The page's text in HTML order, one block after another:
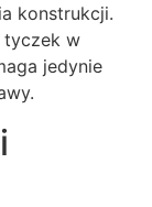
konstrukcji.
tyczek w
jedynie